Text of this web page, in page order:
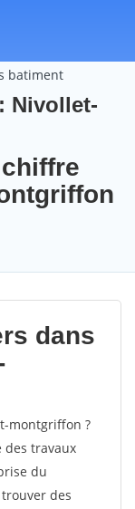
batiment
Nivollet-
dans
montgriffon ?
des travaux
du
des